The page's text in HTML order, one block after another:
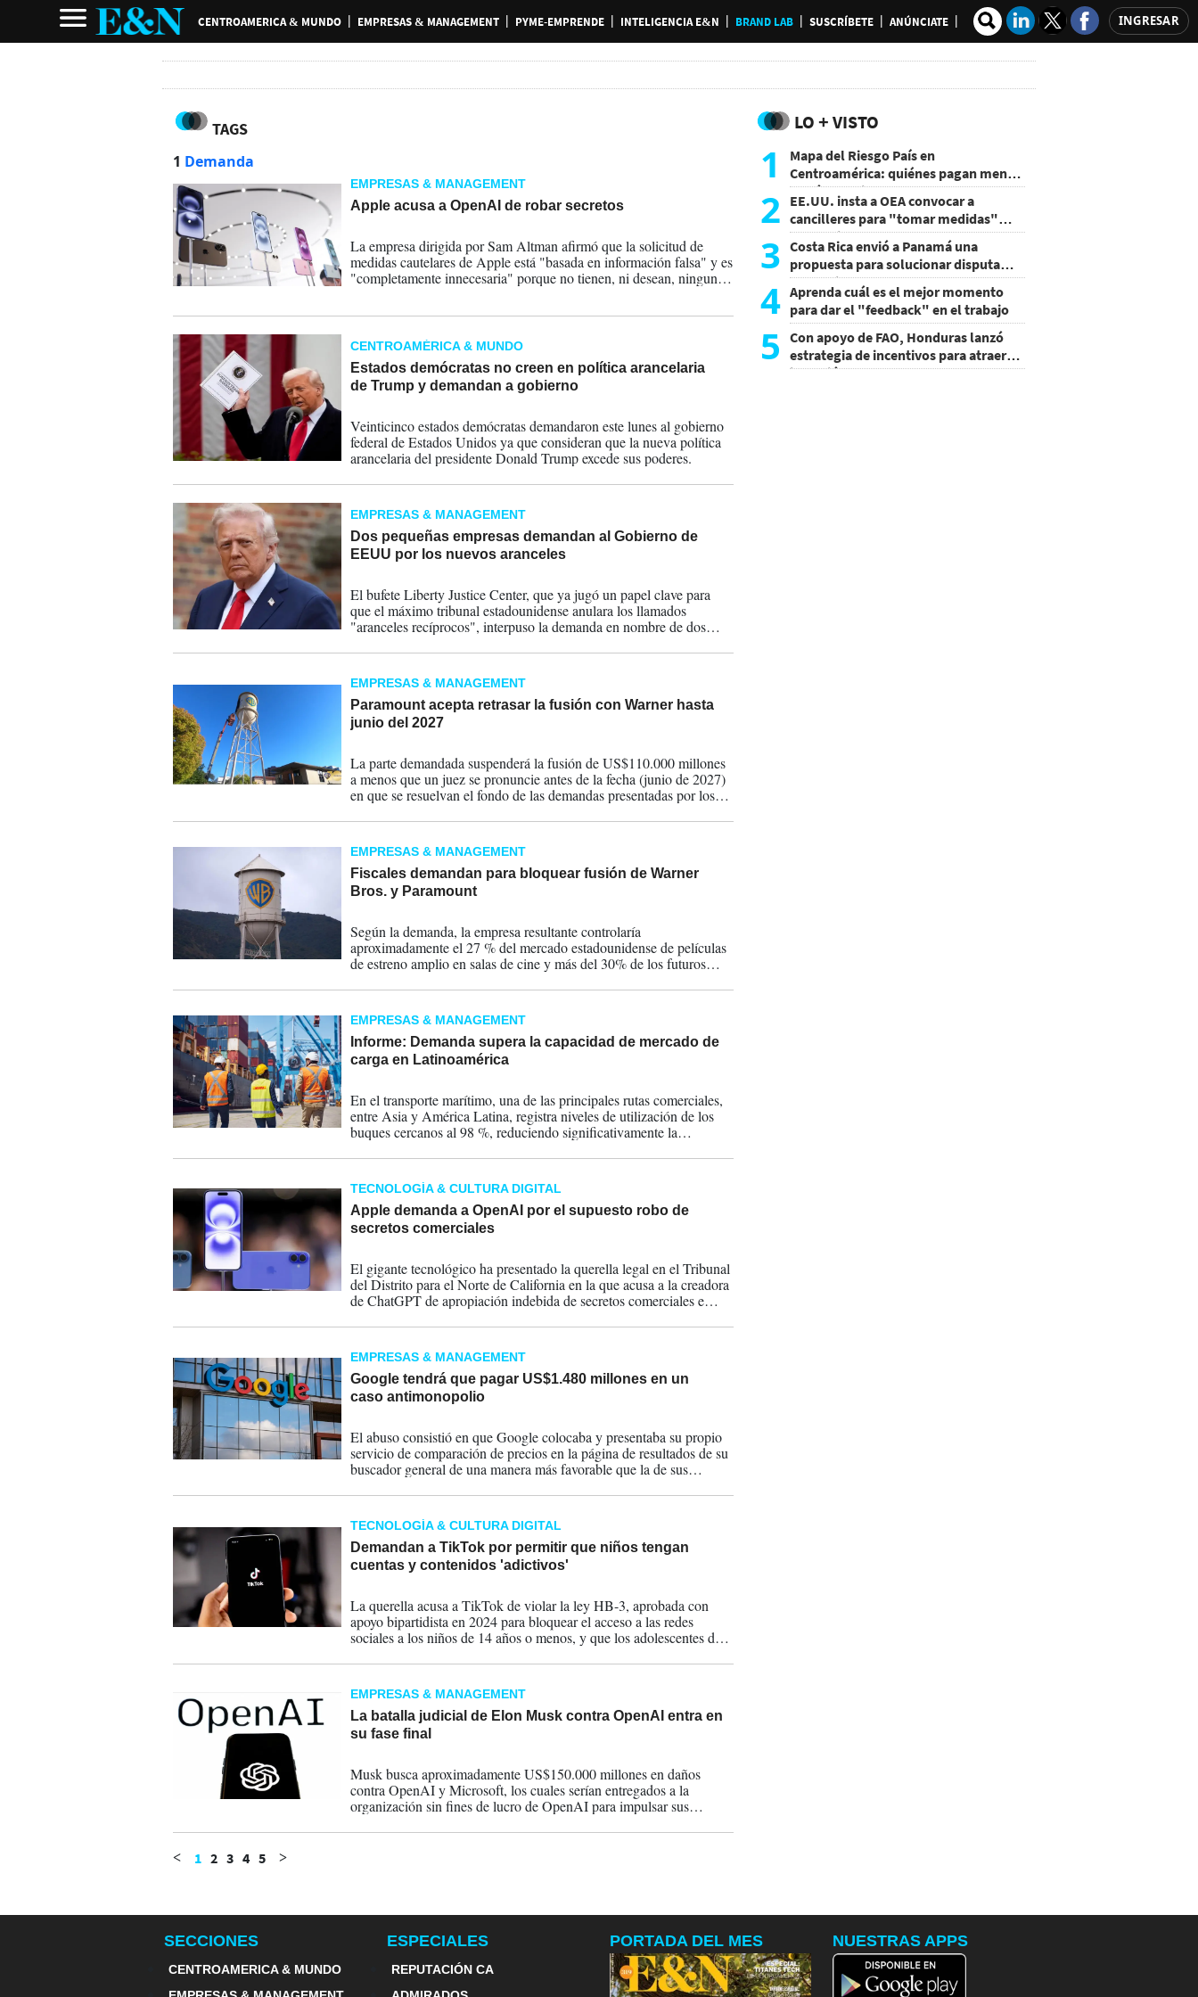
CENTROAMERICA & MUNDO EMPRESAS & MANAGEMENT PYME-EMPRENDE INTELIGENCIA E&N BRAND LAB SUSCRÍBETE ANÚNCIATE INGRESAR
TAGS
1 Demanda
EMPRESAS & MANAGEMENT
Apple acusa a OpenAI de robar secretos
La empresa dirigida por Sam Altman afirmó que la solicitud de
medidas cautelares de Apple está "basada en información falsa" y es
"completamente innecesaria" porque no tienen, ni desean, ninguno
CENTROAMÉRICA & MUNDO
Estados demócratas no creen en política arancelaria
de Trump y demandan a gobierno
Veinticinco estados demócratas demandaron este lunes al gobierno
federal de Estados Unidos ya que consideran que la nueva política
arancelaria del presidente Donald Trump excede sus poderes.
EMPRESAS & MANAGEMENT
Dos pequeñas empresas demandan al Gobierno de
EEUU por los nuevos aranceles
El bufete Liberty Justice Center, que ya jugó un papel clave para
que el máximo tribunal estadounidense anulara los llamados
"aranceles recíprocos", interpuso la demanda en nombre de dos
Internacional de Comercio.
EMPRESAS & MANAGEMENT
Paramount acepta retrasar la fusión con Warner hasta
junio del 2027
La parte demandada suspenderá la fusión de US$110.000 millones
a menos que un juez se pronuncie antes de la fecha (junio de 2027)
en que se resuelvan el fondo de las demandas presentadas por los
Unidos.
EMPRESAS & MANAGEMENT
Fiscales demandan para bloquear fusión de Warner
Bros. y Paramount
Según la demanda, la empresa resultante controlaría
aproximadamente el 27 % del mercado estadounidense de películas
de estreno amplio en salas de cine y más del 30% de los futuros
EMPRESAS & MANAGEMENT
Informe: Demanda supera la capacidad de mercado de
carga en Latinoamérica
En el transporte marítimo, una de las principales rutas comerciales,
entre Asia y América Latina, registra niveles de utilización de los
buques cercanos al 98 %, reduciendo significativamente la
TECNOLOGÍA & CULTURA DIGITAL
Apple demanda a OpenAI por el supuesto robo de
secretos comerciales
El gigante tecnológico ha presentado la querella legal en el Tribunal
del Distrito para el Norte de California en la que acusa a la creadora
de ChatGPT de apropiación indebida de secretos comerciales e
EMPRESAS & MANAGEMENT
Google tendrá que pagar US$1.480 millones en un
caso antimonopolio
El abuso consistió en que Google colocaba y presentaba su propio
servicio de comparación de precios en la página de resultados de su
buscador general de una manera más favorable que la de sus
TECNOLOGÍA & CULTURA DIGITAL
Demandan a TikTok por permitir que niños tengan
cuentas y contenidos 'adictivos'
La querella acusa a TikTok de violar la ley HB-3, aprobada con
apoyo bipartidista en 2024 para bloquear el acceso a las redes
sociales a los niños de 14 años o menos, y que los adolescentes de
familia o tutores legales.
EMPRESAS & MANAGEMENT
La batalla judicial de Elon Musk contra OpenAI entra en
su fase final
Musk busca aproximadamente US$150.000 millones en daños
contra OpenAI y Microsoft, los cuales serían entregados a la
organización sin fines de lucro de OpenAI para impulsar sus
< 1 2 3 4 5 >
LO + VISTO
1
Mapa del Riesgo País en
Centroamérica: quiénes pagan menos
y cuáles mejoraron
2 EE.UU. insta a OEA convocar a
cancilleres para "tomar medidas"
sobre Nicaragua
3 Costa Rica envió a Panamá una
propuesta para solucionar disputa
comercial
4 Aprenda cuál es el mejor momento
para dar el "feedback" en el trabajo
5
Con apoyo de FAO, Honduras lanzó
estrategia de incentivos para atraer
inversión al agro
SECCIONES
CENTROAMERICA & MUNDO
ESPECIALES
REPUTACIÓN CA
PORTADA DEL MES NUESTRAS APPS